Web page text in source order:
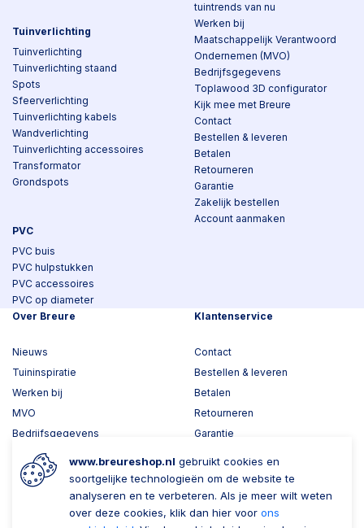
Tuinverlichting
Tuinverlichting
Tuinverlichting staand
Spots
Sfeerverlichting
Tuinverlichting kabels
Wandverlichting
Tuinverlichting accessoires
Transformator
Grondspots
PVC
PVC buis
PVC hulpstukken
PVC accessoires
PVC op diameter
tuintrends van nu
Werken bij
Maatschappelijk Verantwoord
Ondernemen (MVO)
Bedrijfsgegevens
Toplawood 3D configurator
Kijk mee met Breure
Contact
Bestellen & leveren
Betalen
Retourneren
Garantie
Zakelijk bestellen
Account aanmaken
Over Breure
Nieuws
Tuininspiratie
Werken bij
MVO
Bedrijfsgegevens
Toplawood 3D configurator
Kijk mee met Breure
Klantenservice
Contact
Bestellen & leveren
Betalen
Retourneren
Garantie
Wil je ons volgen? Zaken doen met Breure
www.breureshop.nl gebruikt cookies en
soortgelijke technologieën om de website te
analyseren en te verbeteren. Als je meer wilt weten
over deze cookies, klik dan hier voor ons